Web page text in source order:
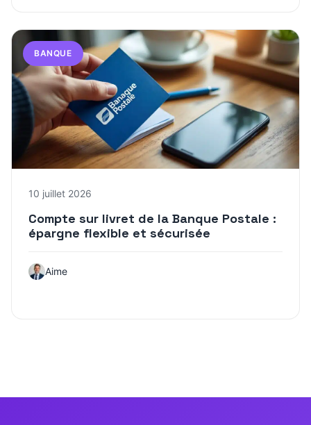
BANQUE
10 juillet 2026
Compte sur livret de la Banque Postale :
épargne flexible et sécurisée
Aime